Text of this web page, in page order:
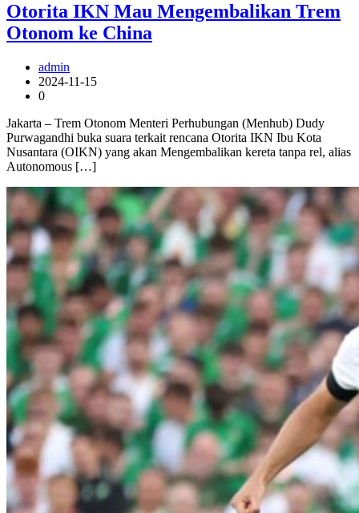
Otorita IKN Mau Mengembalikan Trem
Otonom ke China
admin
2024-11-15
0
Jakarta – Trem Otonom Menteri Perhubungan (Menhub) Dudy
Purwagandhi buka suara terkait rencana Otorita IKN Ibu Kota
Nusantara (OIKN) yang akan Mengembalikan kereta tanpa rel, alias
Autonomous […]